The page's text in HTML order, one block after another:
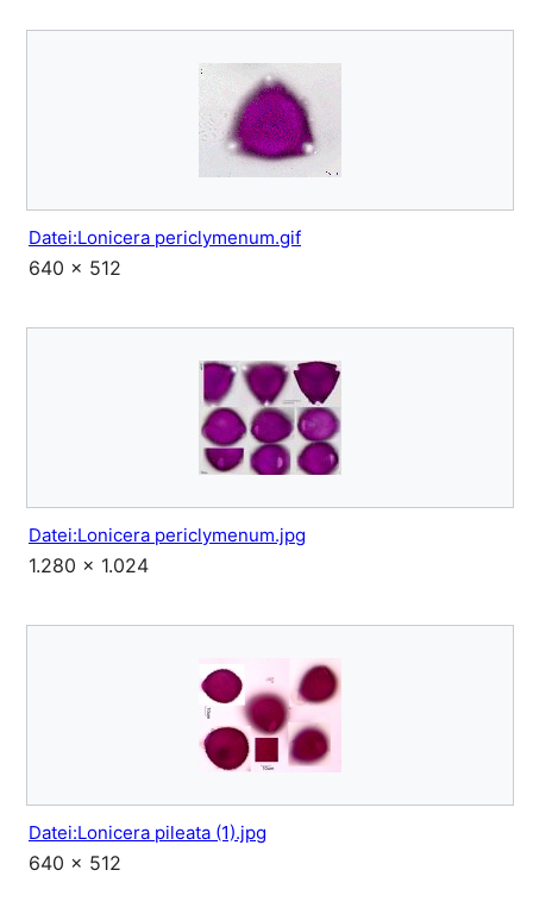
Datei:Lonicera periclymenum.gif
640 × 512
Datei:Lonicera periclymenum.jpg
1.280 × 1.024
Datei:Lonicera pileata (1).jpg
640 × 512